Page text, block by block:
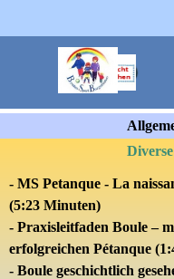
- MS Petanque - La
(5:23 Minuten)
- Praxisleitfaden Boule –
erfolgreichen Pétanque
- Boule geschichtlich